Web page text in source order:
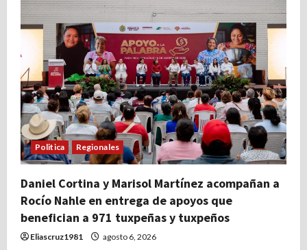
Politica Regionales
Daniel Cortina y Marisol Martínez acompañan a
Rocío Nahle en entrega de apoyos que
benefician a 971 tuxpeñas y tuxpeños
Eliascruz1981 agosto 6, 2026